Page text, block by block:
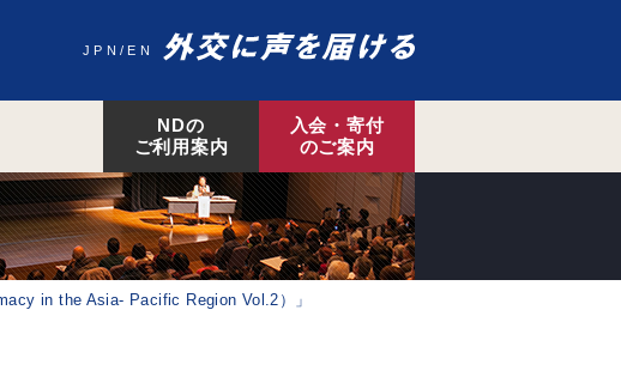
JPN EN
NDの
ご利用案内
入会・寄付
のご案内
in the Asia- Pacific Region Vol.2）」